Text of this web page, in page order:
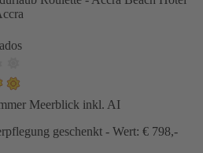
Meerblick inkl. AI
geschenkt - Wert: € 798,-